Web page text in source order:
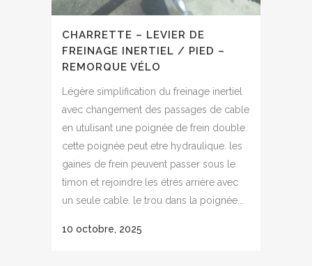
CHARRETTE – LEVIER DE
FREINAGE INERTIEL / PIED –
REMORQUE VÉLO
Légère simplification du freinage inertiel
avec changement des passages de cable
en utulisant une poignée de frein double.
cette poignée peut etre hydraulique. les
gaines de frein peuvent passer sous le
timon et rejoindre les étrés arrière avec
un seule cable. le trou dans la poignée...
10 octobre, 2025